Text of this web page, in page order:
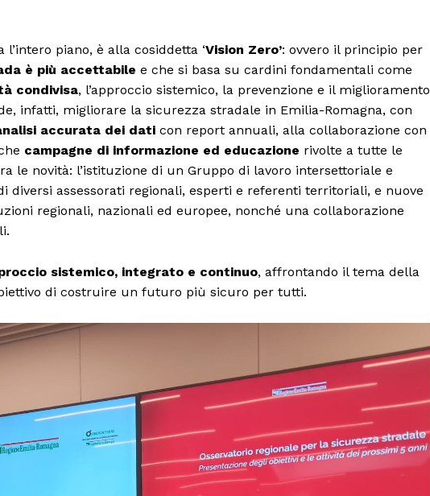
Menu
AREEINTERNE
Canale TV 70/80/90
Esclusive
SPORT
piano, è alla cosiddetta ‘Vision Zero’: ovvero il principio per
è più accettabile e che si basa su cardini fondamentali come
condivisa, l’approccio sistemico, la prevenzione e il miglioramento
infatti, migliorare la sicurezza stradale in Emilia-Romagna, con
accurata dei dati con report annuali, alla collaborazione con
campagne di informazione ed educazione rivolte a tutte le
le novità: l’istituzione di un Gruppo di lavoro intersettoriale e
diversi assessorati regionali, esperti e referenti territoriali, e nuove
regionali, nazionali ed europee, nonché una collaborazione
sistemico, integrato e continuo, affrontando il tema della
di costruire un futuro più sicuro per tutti.